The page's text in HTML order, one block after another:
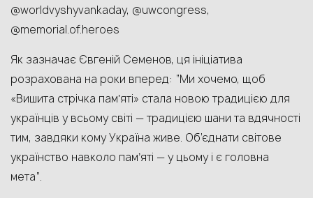
@worldvyshyvankaday, @uwcongress,
@memorial.of.heroes
Як зазначає Євгеній Семенов, ця ініціатива
розрахована на роки вперед: “Ми хочемо, щоб
«Вишита стрічка памʼяті» стала новою традицією для
українців у всьому світі — традицією шани та вдячності
тим, завдяки кому Україна живе. Об’єднати світове
українство навколо памʼяті — у цьому і є головна
мета“.